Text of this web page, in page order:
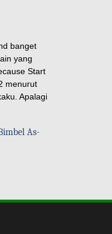
banget
yang
Start
menurut
Apalagi
As-